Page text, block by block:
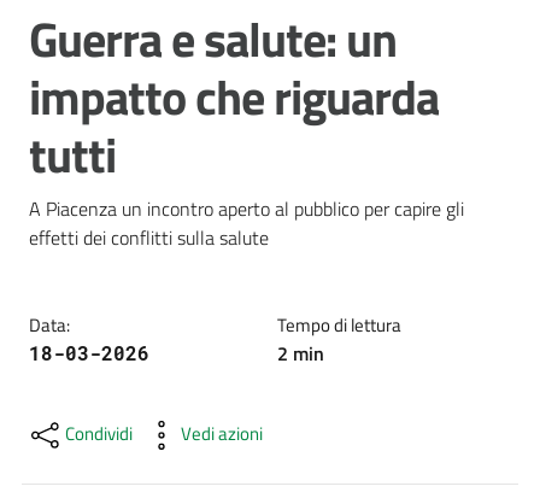
Sanitaria Locale
di Piacenza
Prestazioni
e
percorsi
di
cura
Come
Salta al contenuto
Guerra e salute: un
impatto che riguarda
tutti
A Piacenza un incontro aperto al pubblico per capire gli
effetti dei conflitti sulla salute
Data:
18-03-2026
Tempo di lettura
2 min
Condividi Vedi azioni